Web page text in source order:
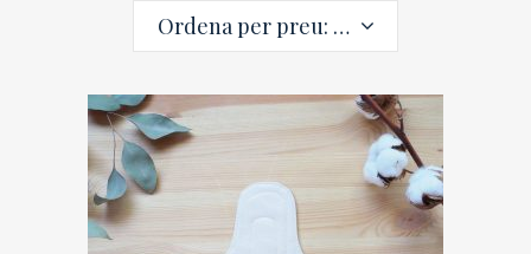
Ordena per preu: de menor a major